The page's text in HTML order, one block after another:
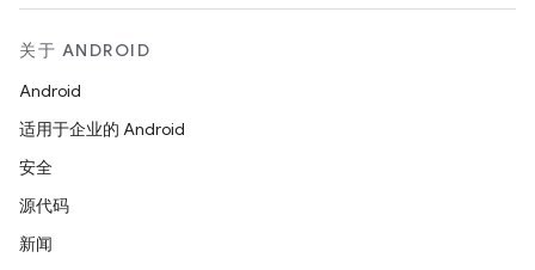
关于 ANDROID
Android
适用于企业的 Android
安全
源代码
新闻